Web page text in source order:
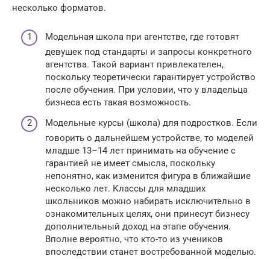
несколько форматов.
Модельная школа при агентстве, где готовят
девушек под стандарты и запросы конкретного
агентства. Такой вариант привлекателен,
поскольку теоретически гарантирует устройство
после обучения. При условии, что у владельца
бизнеса есть такая возможность.
Модельные курсы (школа) для подростков. Если
говорить о дальнейшем устройстве, то моделей
младше 13–14 лет принимать на обучение с
гарантией не имеет смысла, поскольку
непонятно, как изменится фигура в ближайшие
несколько лет. Классы для младших
школьников можно набирать исключительно в
ознакомительных целях, они принесут бизнесу
дополнительный доход на этапе обучения.
Вполне вероятно, что кто-то из учеников
впоследствии станет востребованной моделью.